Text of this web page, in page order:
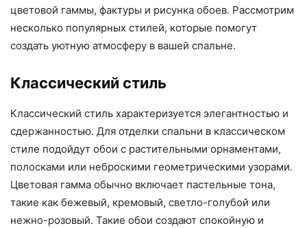
цветовой гаммы, фактуры и рисунка обоев. Рассмотрим
несколько популярных стилей, которые помогут
создать уютную атмосферу в вашей спальне.
Классический стиль
Классический стиль характеризуется элегантностью и
сдержанностью. Для отделки спальни в классическом
стиле подойдут обои с растительными орнаментами,
полосками или неброскими геометрическими узорами.
Цветовая гамма обычно включает пастельные тона,
такие как бежевый, кремовый, светло-голубой или
нежно-розовый. Такие обои создают спокойную и